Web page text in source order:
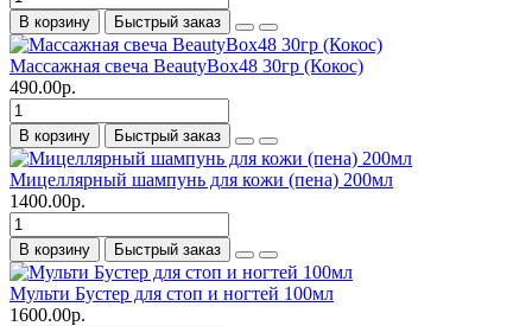
В корзину Быстрый заказ
Массажная свеча BeautyBox48 30гр (Кокос)
490.00р.
В корзину Быстрый заказ
Мицеллярный шампунь для кожи (пена) 200мл
1400.00р.
В корзину Быстрый заказ
Мульти Бустер для стоп и ногтей 100мл
1600.00р.